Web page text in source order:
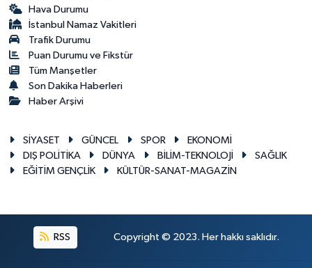
Hava Durumu
İstanbul Namaz Vakitleri
Trafik Durumu
Puan Durumu ve Fikstür
Tüm Manşetler
Son Dakika Haberleri
Haber Arşivi
SİYASET GÜNCEL SPOR
EKONOMİ
DIŞ POLİTİKA
DÜNYA BİLİM-TEKNOLOJİ
SAĞLIK
EĞİTİM GENÇLİK
KÜLTÜR-SANAT-MAGAZİN
RSS Copyright © 2023. Her hakkı saklıdır.